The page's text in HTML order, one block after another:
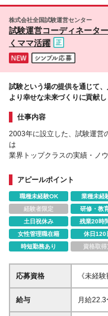
（新宿）
初回配属
株式会社全国試験運営センター
試験運営コーディネータ
くママ活躍
試験という場の提供を通じて
より幸せな未来づくりに貢献し
仕事内容
2003年に設立した、試験運営
は
業界トップクラスの実績・ノ
今回は更なる事業拡大と組織
を募集いたします！
アピールポイント
職種未経験OK 業種未経
経験者限定
研修・教
土日祝休み
残業20時
女性管理職在籍
休日120
時短勤務あり
資格取得
応募資格
《未経
務の経験
問）
給与
月給
す ※試用